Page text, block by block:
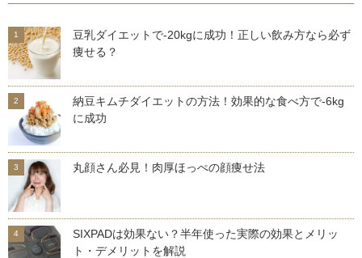
豆乳ダイエットで-20kgに成功！正しい飲み方なら必ず
痩せる？
納豆キムチダイエットの方法！効果的な食べ方で-6kg
に成功
丸顔さん必見！肉厚ほっぺの顔痩せ法
SIXPADは効果ない？半年使った実際の効果とメリッ
ト・デメリットを解説